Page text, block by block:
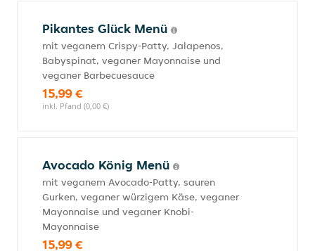
Pikantes Glück Menü
mit veganem Crispy-Patty, Jalapenos,
Babyspinat, veganer Mayonnaise und
veganer Barbecuesauce
15,99 €
inkl. Pfand (0,00 €)
Avocado König Menü
mit veganem Avocado-Patty, sauren
Gurken, veganer würzigem Käse, veganer
Mayonnaise und veganer Knobi-
Mayonnaise
15,99 €